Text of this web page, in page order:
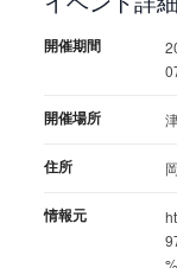
開催期間
開催場所
住所
情報元